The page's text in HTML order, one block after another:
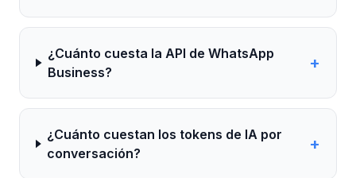
¿Cuánto cuesta la API de WhatsApp
Business?
+
¿Cuánto cuestan los tokens de IA por
conversación?
+